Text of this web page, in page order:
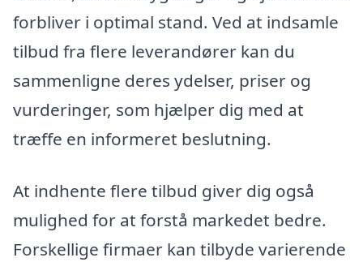
forbliver i optimal stand. Ved at indsamle
tilbud fra flere leverandører kan du
sammenligne deres ydelser, priser og
vurderinger, som hjælper dig med at
træffe en informeret beslutning.
At indhente flere tilbud giver dig også
mulighed for at forstå markedet bedre.
Forskellige firmaer kan tilbyde varierende